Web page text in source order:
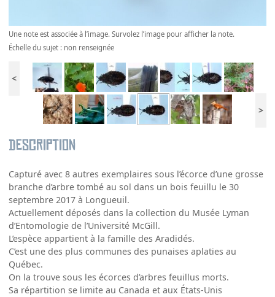
Une note est associée à l’image. Survolez l’image pour afficher la note.
Échelle du sujet : non renseignée
<
>
Description
Capturé avec 8 autres exemplaires sous l’écorce d’une grosse
branche d’arbre tombé au sol dans un bois feuillu le 30
septembre 2017 à Longueuil.
Actuellement déposés dans la collection du Musée Lyman
d’Entomologie de l’Université McGill.
L’espèce appartient à la famille des Aradidés.
C’est une des plus communes des punaises aplaties au
Québec.
On la trouve sous les écorces d’arbres feuillus morts.
Sa répartition se limite au Canada et aux États-Unis